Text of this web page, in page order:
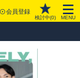
会員登録
検討中(0) MENU